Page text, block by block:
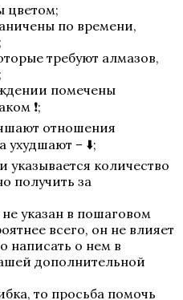
цветом;
по времени,
требуют алмазов,
помечены
❗;
отношения
ухудшают – ⬇️;
указывается количество
получить за
указан в пошаговом
всего, он не влияет
написать о нем в
дополнительной
то просьба помочь